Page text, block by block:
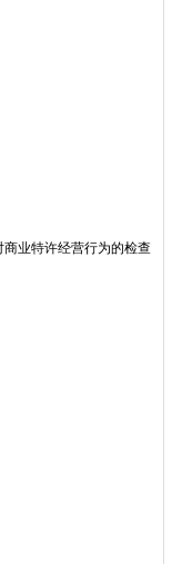
商业特许经营行为的检查